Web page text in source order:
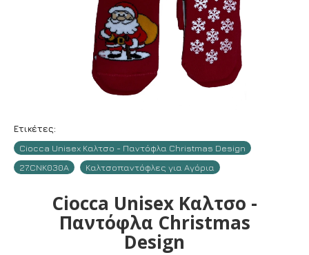
Ετικέτες:
Ciocca Unisex Καλτσο - Παντόφλα Christmas Design
27.CNK030A
Καλτσοπαντόφλες για Αγόρια
Ciocca Unisex Καλτσο -
Παντόφλα Christmas
Design